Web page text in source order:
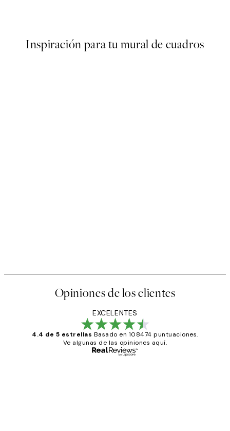
Inspiración para tu mural de cuadros
Opiniones de los clientes
EXCELENTES
4.4 de 5 estrellas Basado en 108474 puntuaciones.
Ve algunas de las opiniones aquí.